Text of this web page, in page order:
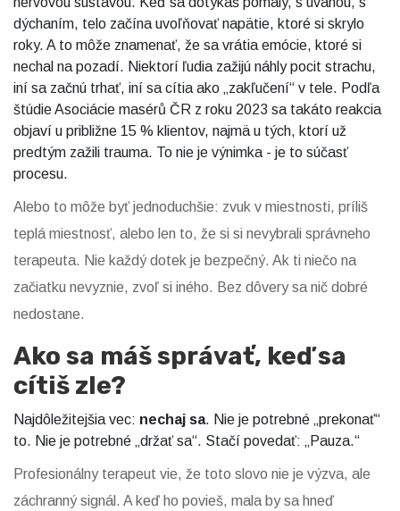
dýchaním, telo začína uvoľňovať napätie, ktoré si skrylo
roky. A to môže znamenať, že sa vrátia emócie, ktoré si
nechal na pozadí. Niektorí ľudia zažijú náhly pocit strachu,
iní sa začnú trhať, iní sa cítia ako „zakľučení“ v tele. Podľa
štúdie Asociácie masérů ČR z roku 2023 sa takáto reakcia
objaví u približne 15 % klientov, najmä u tých, ktorí už
predtým zažili trauma. To nie je výnimka - je to súčasť
procesu.
Alebo to môže byť jednoduchšie: zvuk v miestnosti, príliš
teplá miestnosť, alebo len to, že si si nevybrali správneho
terapeuta. Nie každý dotek je bezpečný. Ak ti niečo na
začiatku nevyznie, zvoľ si iného. Bez dôvery sa nič dobré
nedostane.
Ako sa máš správať, keď sa
cítiš zle?
Najdôležitejšia vec: nechaj sa. Nie je potrebné „prekonať“
to. Nie je potrebné „držať sa“. Stačí povedať: „Pauza.“
Profesionálny terapeut vie, že toto slovo nie je výzva, ale
záchranný signál. A keď ho povieš, mala by sa hneď